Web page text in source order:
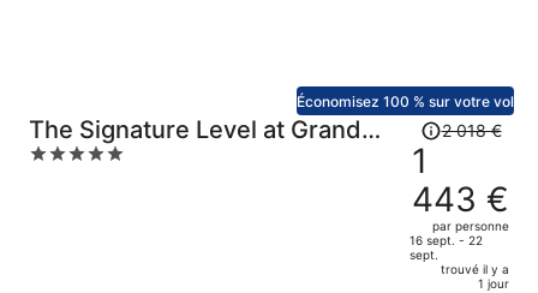
The Signature Level at Grand
Palladium Sicilia Resort & Spa
5
Économisez 100 % sur votre vol
Le
prix
était
de
018 €.
2 018 €
1
443 €
par personne
16 sept. - 22
sept.
trouvé il y a
1 jour